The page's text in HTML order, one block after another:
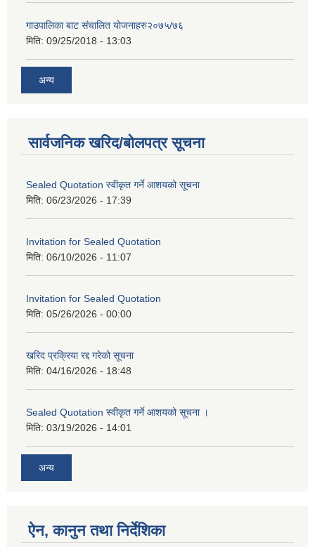
गाउपालिका बाट संचालित योजनाहरु२०७५/७६
मिति: 09/25/2018 - 13:03
अन्य
सार्वजनिक खरिद/बोलपत्र सूचना
Sealed Quotation स्वीकृत गर्ने आशयको सूचना
मिति: 06/23/2026 - 17:39
Invitation for Sealed Quotation
मिति: 06/10/2026 - 11:07
Invitation for Sealed Quotation
मिति: 05/26/2026 - 00:00
खरिद प्रक्रिया रद्द गरेको सूचना
मिति: 04/16/2026 - 18:48
Sealed Quotation स्वीकृत गर्ने आशयको सूचना ।
मिति: 03/19/2026 - 14:01
अन्य
ऐन, कानुन तथा निर्देशिका